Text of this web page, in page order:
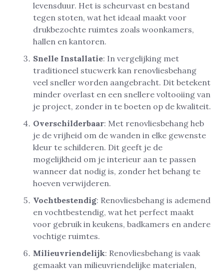
levensduur. Het is scheurvast en bestand
tegen stoten, wat het ideaal maakt voor
drukbezochte ruimtes zoals woonkamers,
hallen en kantoren.
Snelle Installatie: In vergelijking met
traditioneel stucwerk kan renovliesbehang
veel sneller worden aangebracht. Dit betekent
minder overlast en een snellere voltooiing van
je project, zonder in te boeten op de kwaliteit.
Overschilderbaar: Met renovliesbehang heb
je de vrijheid om de wanden in elke gewenste
kleur te schilderen. Dit geeft je de
mogelijkheid om je interieur aan te passen
wanneer dat nodig is, zonder het behang te
hoeven verwijderen.
Vochtbestendig: Renovliesbehang is ademend
en vochtbestendig, wat het perfect maakt
voor gebruik in keukens, badkamers en andere
vochtige ruimtes.
Milieuvriendelijk: Renovliesbehang is vaak
gemaakt van milieuvriendelijke materialen,